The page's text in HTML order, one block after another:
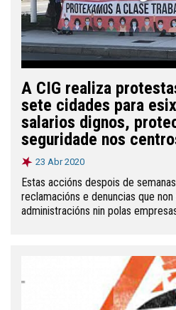
A CIG realiza
sete cidades para
salarios dignos,
seguridade nos
23 Abr 2020
Estas accións despois de
reclamacións e denuncias que
administracións nin polas